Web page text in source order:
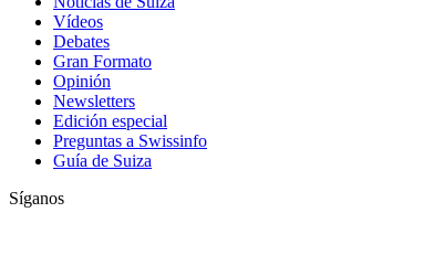
Vídeos
Debates
Gran Formato
Opinión
Newsletters
Edición especial
Preguntas a Swissinfo
Guía de Suiza
Síganos